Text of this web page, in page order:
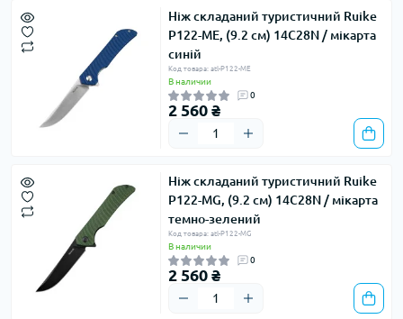
Ніж складаний туристичний Ruike
P122-ME, (9.2 см) 14C28N / мікарта
синій
Код товара: atl-P122-ME
В наличии
0
2 560 ₴
Ніж складаний туристичний Ruike
P122-MG, (9.2 см) 14C28N / мікарта
темно-зелений
Код товара: atl-P122-MG
В наличии
0
2 560 ₴